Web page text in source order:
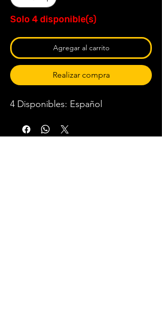
Solo 4 disponible(s)
Agregar al carrito
Realizar compra
4 Disponibles: Español